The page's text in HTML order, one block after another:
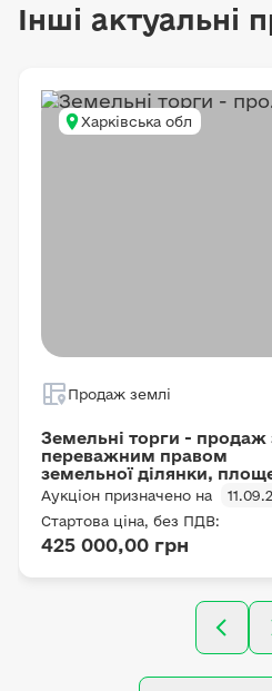
Інші актуальні
Харківська обл
Продаж землі
Земельні торги - продаж
переважним правом
земельної ділянки,
5,9739 га, кадастровий
- 6323381200:08:000:0035,
цільове призначення: Для
ведення товарного
виробництва, на
Кобзівської сільської
Красноградського)
Аукціон призначено на
Стартова ціна, без ПДВ:
425 000,00 грн